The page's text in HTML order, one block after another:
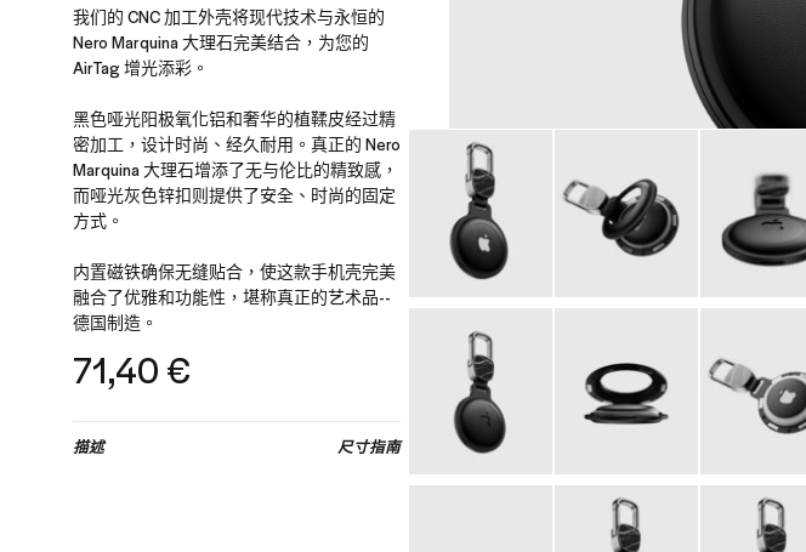
我们的 CNC 加工外壳将现代技术与永恒的
Nero Marquina 大理石完美结合，为您的
AirTag 增光添彩。
黑色哑光阳极氧化铝和奢华的植鞣皮经过精
密加工，设计时尚、经久耐用。真正的 Nero
Marquina 大理石增添了无与伦比的精致感，
而哑光灰色锌扣则提供了安全、时尚的固定
方式。
内置磁铁确保无缝贴合，使这款手机壳完美
融合了优雅和功能性，堪称真正的艺术品--
德国制造。
71,40 €
描述 尺寸指南